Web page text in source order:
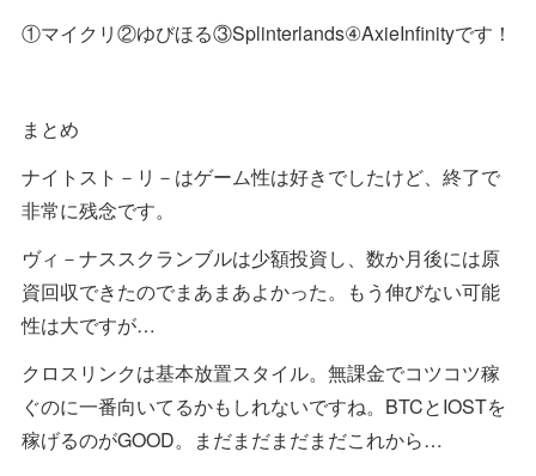
①マイクリ②ゆびほる③Splinterlands④AxieInfinityです！
まとめ
ナイトスト－リ－はゲーム性は好きでしたけど、終了で
非常に残念です。
ヴィ－ナススクランブルは少額投資し、数か月後には原
資回収できたのでまあまあよかった。もう伸びない可能
性は大ですが…
クロスリンクは基本放置スタイル。無課金でコツコツ稼
ぐのに一番向いてるかもしれないですね。BTCとIOSTを
稼げるのがGOOD。まだまだまだまだこれから…